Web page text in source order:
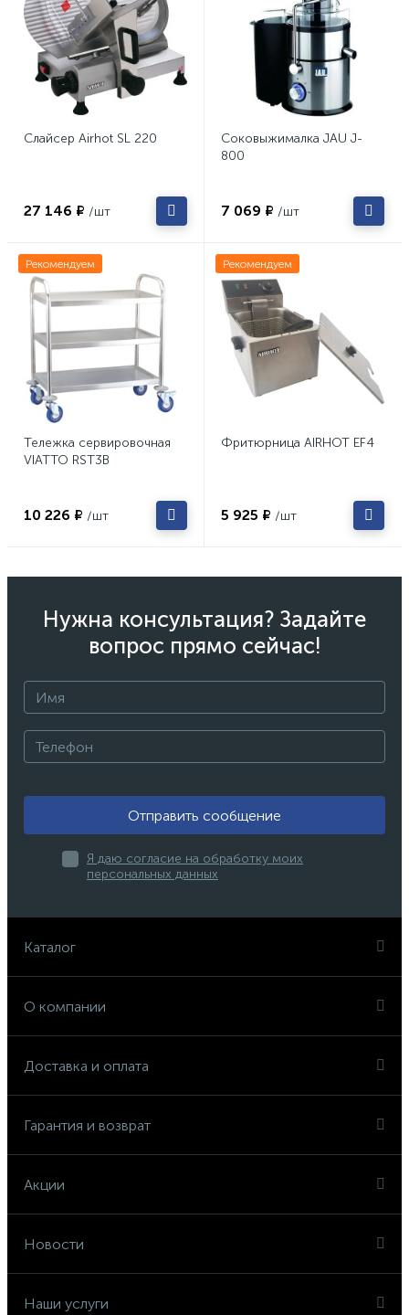
Слайсер Airhot SL 220
27 146 ₽ /шт
Соковыжималка JAU J-
800
7 069 ₽ /шт
Рекомендуем
Тележка сервировочная
VIATTO RST3B
10 226 ₽ /шт
Рекомендуем
Фритюрница AIRHOT EF4
5 925 ₽ /шт
Нужна консультация? Задайте
вопрос прямо сейчас!
Отправить сообщение
Я даю согласие на обработку моих
персональных данных
Каталог
О компании
Доставка и оплата
Гарантия и возврат
Акции
Новости
Наши услуги